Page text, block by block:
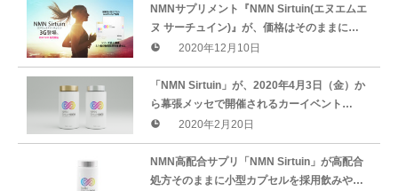
NMNサプリメント『NMN Sirtuin(エヌエムエ
ヌ サーチュイン)』が、価格はそのままに
NMN吸収効率を3.1倍に高めた第３世代となる
３Gを販売開始
2020年12月10日
「NMN Sirtuin」が、2020年4月3日（金）か
ら幕張メッセで開催されるカーイベント
「AUTOMOBILE COUNCIL 2020」に出展決
定
2020年2月20日
NMN高配合サプリ「NMN Sirtuin」が高配合
処方そのままに小型カプセルを採用飲みやす